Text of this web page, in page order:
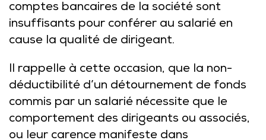
comptes bancaires de la société sont
insuffisants pour conférer au salarié en
cause la qualité de dirigeant.
Il rappelle à cette occasion, que la non-
déductibilité d’un détournement de fonds
commis par un salarié nécessite que le
comportement des dirigeants ou associés,
ou leur carence manifeste dans